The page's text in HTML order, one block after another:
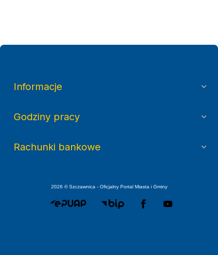
Informacje
Godziny pracy
Rachunki bankowe
2026 © Szczawnica - Oficjalny Portal Miasta i Gminy